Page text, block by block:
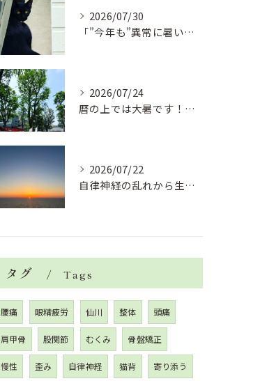
2026/07/30
「”今年も”異常に暑い夏」酷暑+冷房＝夏風邪、腰痛、ひざの痛...
2026/07/24
暦の上では大暑です！腰痛や肩こりから来る頭痛
2026/07/22
自律神経の乱れから生活習慣病、血液循環の滞り
タグ Tags
腰痛 眼精疲労 仙川 整体 頭痛
肩甲骨 股関節 むくみ 骨盤矯正
慢性 歪み 自律神経 猫背 寄り添う